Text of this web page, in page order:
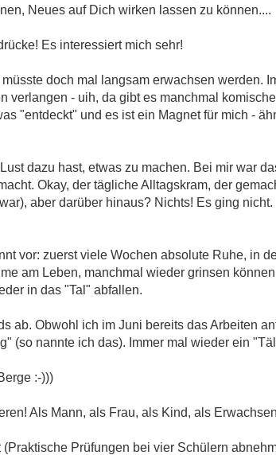
Neues auf Dich wirken lassen zu können....
Es interessiert mich sehr!
doch mal langsam erwachsen werden.
verlangen - uih, da gibt es manchmal
"entdeckt" und es ist ein Magnet für mich -
dazu hast, etwas zu machen. Bei mir war
Okay, der tägliche Alltagskram, der
aber darüber hinaus? Nichts! Es ging nicht.
vor: zuerst viele Wochen absolute Ruhe, in
am Leben, manchmal wieder grinsen
in das "Tal" abfallen.
ab. Obwohl ich im Juni bereits das Arbeiten
(so nannte ich das). Immer mal wieder ein
:-)))
Als Mann, als Frau, als Kind, als
Prüfungen bei vier Schülern